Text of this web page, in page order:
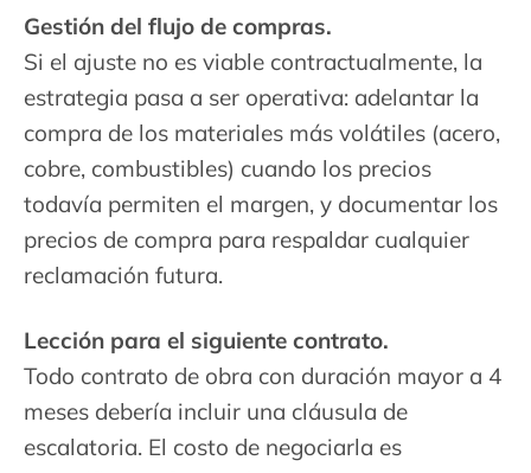
Gestión del flujo de compras.
Si el ajuste no es viable contractualmente, la
estrategia pasa a ser operativa: adelantar la
compra de los materiales más volátiles (acero,
cobre, combustibles) cuando los precios
todavía permiten el margen, y documentar los
precios de compra para respaldar cualquier
reclamación futura.
Lección para el siguiente contrato.
Todo contrato de obra con duración mayor a 4
meses debería incluir una cláusula de
escalatoria. El costo de negociarla es